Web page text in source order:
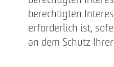
berechtigten
erforderlich ist,
an dem Schutz